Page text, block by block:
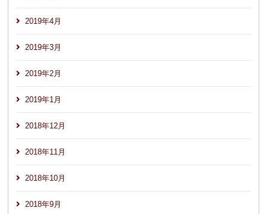
2019年4月
2019年3月
2019年2月
2019年1月
2018年12月
2018年11月
2018年10月
2018年9月